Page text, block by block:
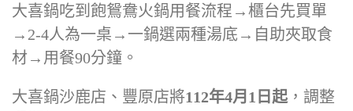
大喜鍋吃到飽鴛鴦火鍋用餐流程→櫃台先買單
→2-4人為一桌→一鍋選兩種湯底→自助夾取食
材→用餐90分鐘。
大喜鍋沙鹿店、豐原店將112年4月1日起，調整